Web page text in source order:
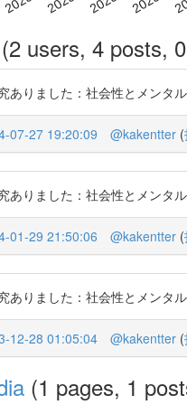
(2 users, 4 posts,
ありました：社会性とメンタ
07-27 19:20:09 @kakentter (
ありました：社会性とメンタ
01-29 21:50:06 @kakentter (
ありました：社会性とメンタ
12-28 01:05:04 @kakentter (
(1 pages, 1